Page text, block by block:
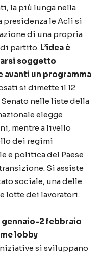
la più lunga nella
presidenza le Acli si
di una propria
partito. L’idea è
soggetto
un programma
si dimette il 12
nelle liste della
elegge
mentre a livello
dei regimi
e politica del Paese
Si assiste
sociale, una delle
lotte dei lavoratori.
gennaio-2 febbraio
lobby
si sviluppano